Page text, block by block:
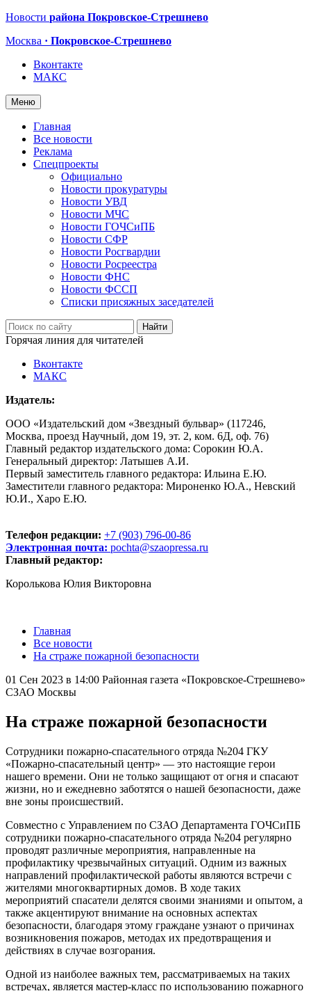
Новости района Покровское-Стрешнево
Москва · Покровское-Стрешнево
Вконтакте
МАКС
Меню
Главная
Все новости
Реклама
Спецпроекты
Официально
Новости прокуратуры
Новости УВД
Новости МЧС
Новости ГОЧСиПБ
Новости СФР
Новости Росгвардии
Новости Росреестра
Новости ФНС
Новости ФССП
Списки присяжных заседателей
Горячая линия для читателей
Вконтакте
МАКС
Издатель:
ООО «Издательский дом «Звездный бульвар» (117246,
Москва, проезд Научный, дом 19, эт. 2, ком. 6Д, оф. 76)
Главный редактор издательского дома: Сорокин Ю.А.
Генеральный директор: Латышев А.И.
Первый заместитель главного редактора: Ильина Е.Ю.
Заместители главного редактора: Мироненко Ю.А., Невский
Ю.И., Харо Е.Ю.
Телефон редакции: +7 (903) 796-00-86
Электронная почта: pochta@szaopressa.ru
Главный редактор:
Королькова Юлия Викторовна
Главная
Все новости
На страже пожарной безопасности
01 Сен 2023 в 14:00 Районная газета «Покровское-Стрешнево»
СЗАО Москвы
На страже пожарной безопасности
Сотрудники пожарно-спасательного отряда №204 ГКУ
«Пожарно-спасательный центр» — это настоящие герои
нашего времени. Они не только защищают от огня и спасают
жизни, но и ежедневно заботятся о нашей безопасности, даже
вне зоны происшествий.
Совместно с Управлением по СЗАО Департамента ГОЧСиПБ
сотрудники пожарно-спасательного отряда №204 регулярно
проводят различные мероприятия, направленные на
профилактику чрезвычайных ситуаций. Одним из важных
направлений профилактической работы являются встречи с
жителями многоквартирных домов. В ходе таких
мероприятий спасатели делятся своими знаниями и опытом, а
также акцентируют внимание на основных аспектах
безопасности, благодаря этому граждане узнают о причинах
возникновения пожаров, методах их предотвращения и
действиях в случае возгорания.
Одной из наиболее важных тем, рассматриваемых на таких
встречах, является мастер-класс по использованию пожарного